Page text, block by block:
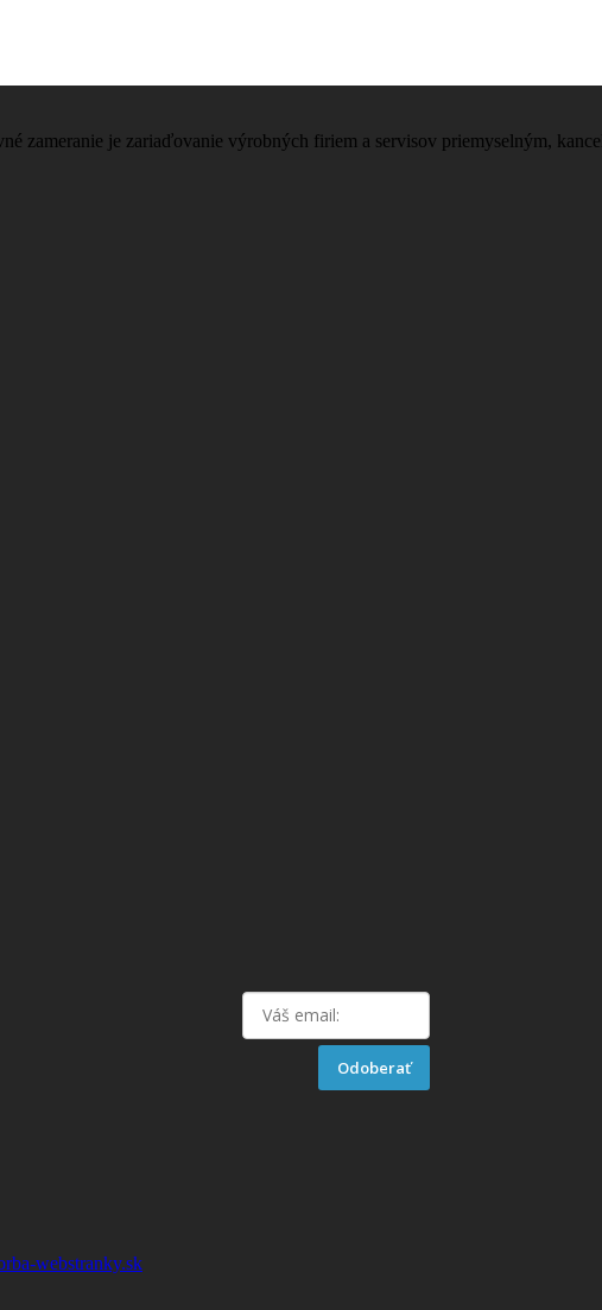
zameranie je zariaďovanie výrobných firiem a servisov priemyselným,
Odoberať
webstranky.sk